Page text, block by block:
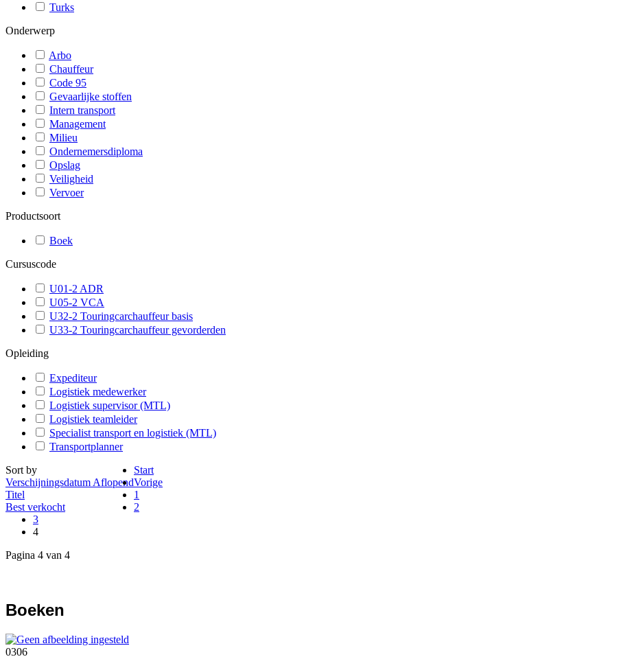
Turks
Onderwerp
Arbo
Chauffeur
Code 95
Gevaarlijke stoffen
Intern transport
Management
Milieu
Ondernemersdiploma
Opslag
Veiligheid
Vervoer
Productsoort
Boek
Cursuscode
U01-2 ADR
U05-2 VCA
U32-2 Touringcarchauffeur basis
U33-2 Touringcarchauffeur gevorderden
Opleiding
Expediteur
Logistiek medewerker
Logistiek supervisor (MTL)
Logistiek teamleider
Specialist transport en logistiek (MTL)
Transportplanner
Sort by
Verschijningsdatum Aflopend
Titel
Best verkocht
Start
Vorige
1
2
3
4
Pagina 4 van 4
Boeken
0306